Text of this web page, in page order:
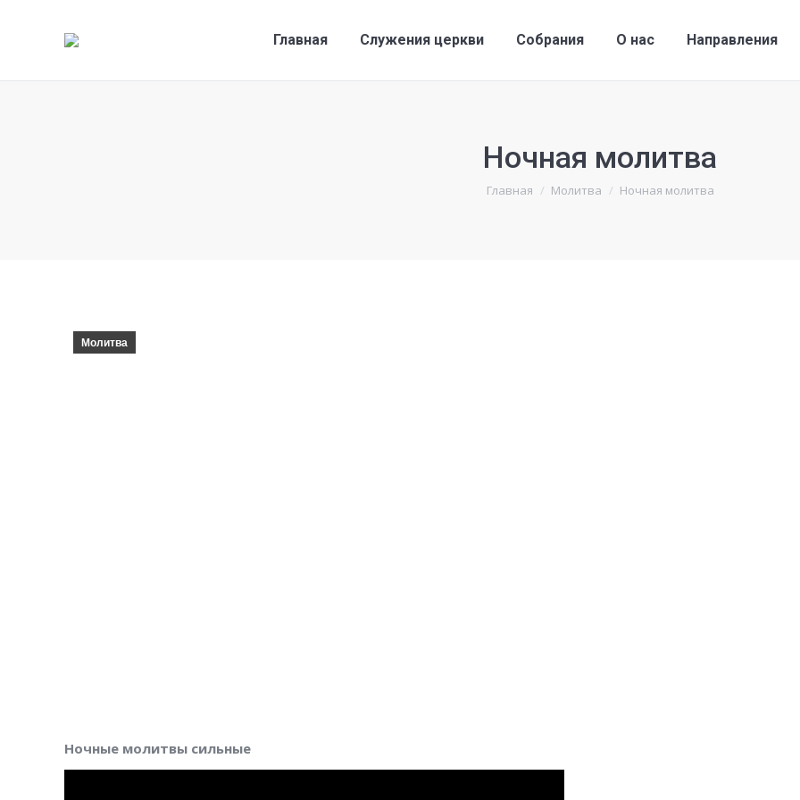
Главная Служения церкви Собрания О нас Направления
Ночная молитва
Вы здесь:
Главная Молитва Ночная молитва
Молитва
Ночные молитвы сильные